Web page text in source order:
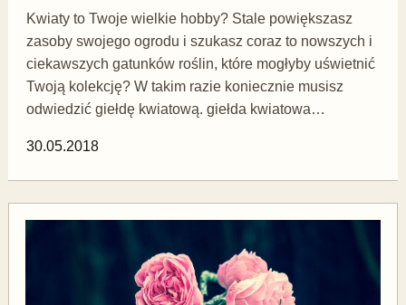
Kwiaty to Twoje wielkie hobby? Stale powiększasz
zasoby swojego ogrodu i szukasz coraz to nowszych i
ciekawszych gatunków roślin, które mogłyby uświetnić
Twoją kolekcję? W takim razie koniecznie musisz
odwiedzić giełdę kwiatową. giełda kwiatowa…
30.05.2018